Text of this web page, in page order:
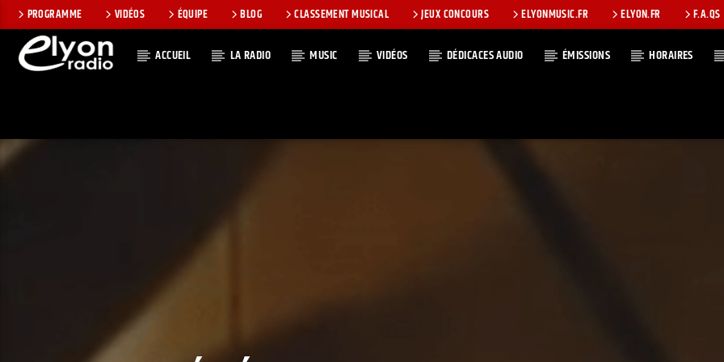
PROGRAMME VIDÉOS ÉQUIPE BLOG CLASSEMENT MUSICAL JEUX CONCOURS ELYONMUSIC.FR ELYON.FR F.A.QS
ACCUEIL LA RADIO MUSIC VIDÉOS DÉDICACES AUDIO ÉMISSIONS HORAIRES